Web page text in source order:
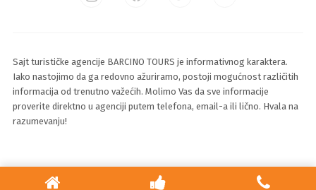
Sajt turističke agencije BARCINO TOURS je informativnog karaktera.
Iako nastojimo da ga redovno ažuriramo, postoji mogućnost različitih
informacija od trenutno važećih. Molimo Vas da sve informacije
proverite direktno u agenciji putem telefona, email-a ili lično. Hvala na
razumevanju!